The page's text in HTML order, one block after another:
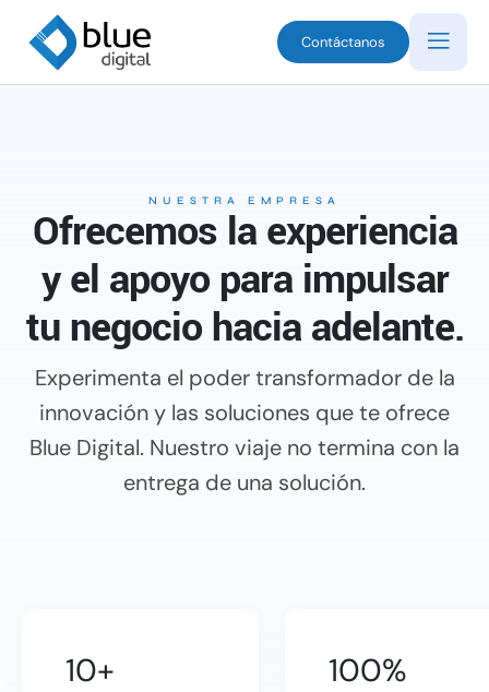
Contáctanos
NUESTRA EMPRESA
Ofrecemos la experiencia
y el apoyo para impulsar
tu negocio hacia adelante.
Experimenta el poder transformador de la
innovación y las soluciones que te ofrece
Blue Digital. Nuestro viaje no termina con la
entrega de una solución.
10+ 100%